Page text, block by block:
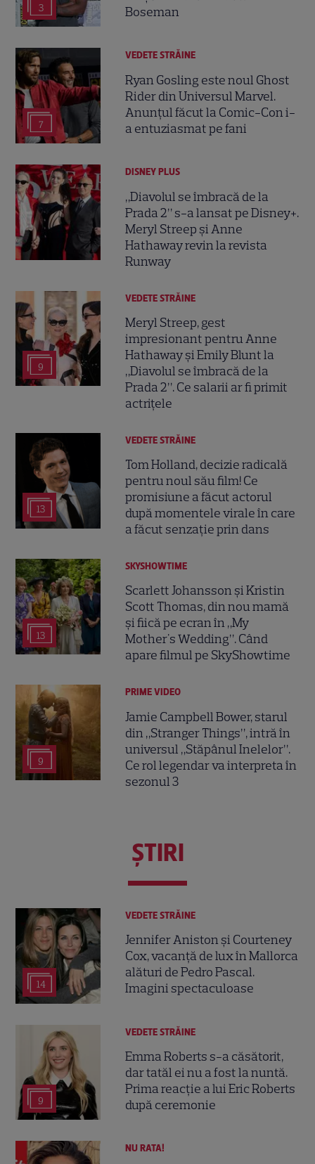
3
Boseman
7
VEDETE STRĂINE
Ryan Gosling este noul Ghost
Rider din Universul Marvel.
Anunțul făcut la Comic-Con i-
a entuziasmat pe fani
DISNEY PLUS
„Diavolul se îmbracă de la
Prada 2” s-a lansat pe Disney+.
Meryl Streep și Anne
Hathaway revin la revista
Runway
9
VEDETE STRĂINE
Meryl Streep, gest
impresionant pentru Anne
Hathaway și Emily Blunt la
„Diavolul se îmbracă de la
Prada 2”. Ce salarii ar fi primit
actrițele
13
VEDETE STRĂINE
Tom Holland, decizie radicală
pentru noul său film! Ce
promisiune a făcut actorul
după momentele virale în care
a făcut senzație prin dans
13
SKYSHOWTIME
Scarlett Johansson și Kristin
Scott Thomas, din nou mamă
și fiică pe ecran în „My
Mother's Wedding”. Când
apare filmul pe SkyShowtime
9
PRIME VIDEO
Jamie Campbell Bower, starul
din „Stranger Things”, intră în
universul „Stăpânul Inelelor”.
Ce rol legendar va interpreta în
sezonul 3
ŞTIRI
14
VEDETE STRĂINE
Jennifer Aniston și Courteney
Cox, vacanță de lux în Mallorca
alături de Pedro Pascal.
Imagini spectaculoase
9
VEDETE STRĂINE
Emma Roberts s-a căsătorit,
dar tatăl ei nu a fost la nuntă.
Prima reacție a lui Eric Roberts
după ceremonie
NU RATA!